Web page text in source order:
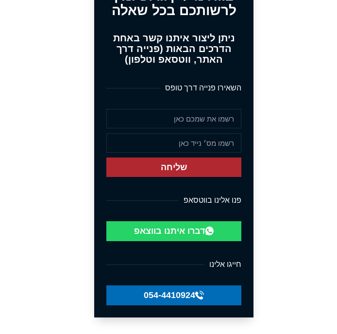
לרשותכם בכל שאלה
ניתן ליצור איתנו קשר באחת
הדרכים הבאות (פנייה דרך
האתר, ווטסאפ וטלפון)
השאירו פנייה דרך טופס
שליחה
פנו אלינו בווטסאפ
דברו איתנו בווצאפ
חייגו אלינו
054-4410924